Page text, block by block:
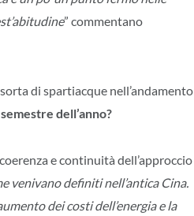
” commentano
di spartiacque nell’andamento
dell’anno?
e continuità dell’approccio
venivano definiti nell’antica Cina.
dei costi dell’energia e la